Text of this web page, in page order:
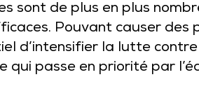
sont de plus en plus
Pouvant causer des
d’intensifier la lutte
qui passe en priorité par